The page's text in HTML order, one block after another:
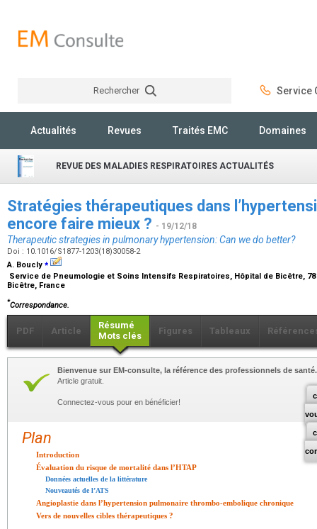
Rechercher Service
Actualités Revues Traités EMC Domaines
REVUE DES MALADIES RESPIRATOIRES ACTUALITÉS
Stratégies thérapeutiques dans
encore faire mieux ? - 19/12/18
Therapeutic strategies in pulmonary hypertension: Can we do better?
Doi : 10.1016/S1877-1203(18)30058-2
A. Boucly ⁎
Service de Pneumologie et Soins Intensifs Respiratoires, Hôpital de Bicêtre, 78
Bicêtre, France
*Correspondance.
PDF Article
Résumé
Mots clés
Figures Tableaux
Bienvenue sur EM-consulte, la référence des professionnels de santé.
Article gratuit.
Connectez-vous pour en bénéficier!
Plan
Introduction
Évaluation du risque de mortalité dans l’HTAP
Données actuelles de la littérature
Nouveautés de l’ATS
Angioplastie dans l’hypertension pulmonaire thrombo-embolique chronique
Vers de nouvelles cibles thérapeutiques ?